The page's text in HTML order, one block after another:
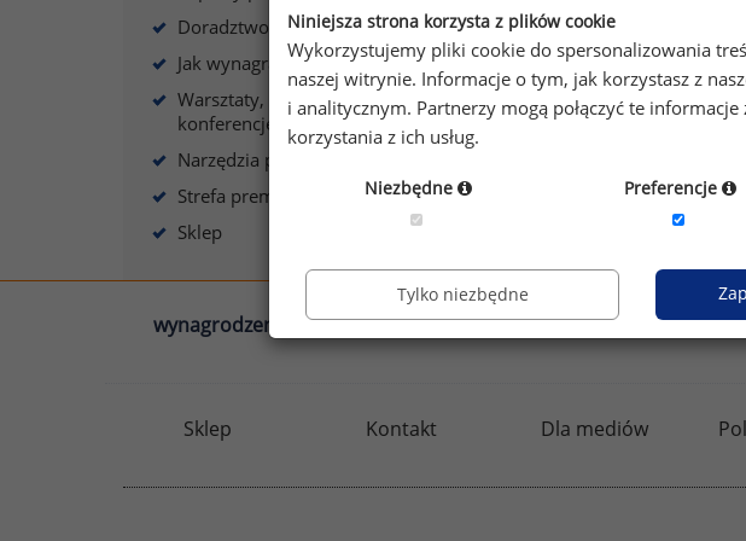
Doradztwo płacowe
Jak wynagradzać?
Warsztaty, szkolenia,
konferencje
Narzędzia płacowe
Strefa premium
Sklep
wynagrodzenia.pl sedlak.pl kfw.sedlak.pl
Sklep Kontakt Dla mediów
Niniejsza strona korzysta z plików cookie
Wykorzystujemy pliki cookie do spersonalizowania
naszej witrynie. Informacje o tym, jak korzystasz z
i analitycznym. Partnerzy mogą połączyć te
korzystania z ich usług.
Niezbędne Preferencje
Tylko niezbędne